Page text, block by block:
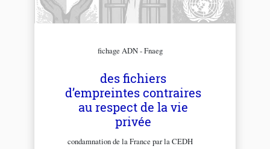
fichage ADN - Fnaeg
des fichiers
d’empreintes contraires
au respect de la vie
privée
condamnation de la France par la CEDH